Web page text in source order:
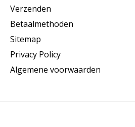
Verzenden
Betaalmethoden
Sitemap
Privacy Policy
Algemene voorwaarden